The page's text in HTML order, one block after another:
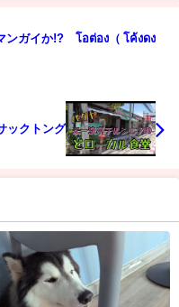
ンガイか!? โอต่อง（ โค้งดง
ックトング